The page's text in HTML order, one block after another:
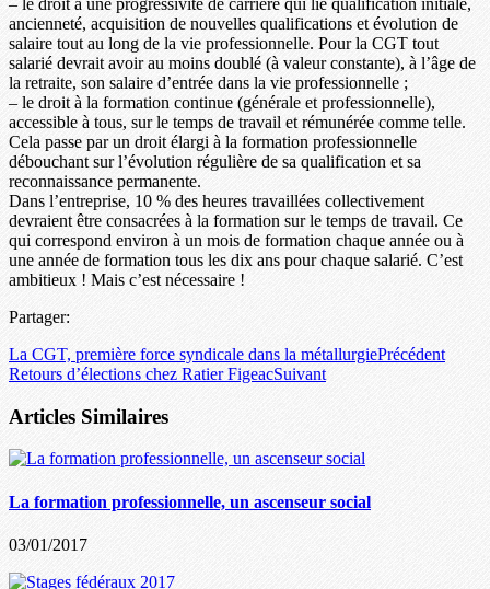
ancienneté, acquisition de nouvelles qualifications et évolution de
salaire tout au long de la vie professionnelle. Pour la CGT tout
salarié devrait avoir au moins doublé (à valeur constante), à l’âge de
la retraite, son salaire d’entrée dans la vie professionnelle ;
– le droit à la formation continue (générale et professionnelle),
accessible à tous, sur le temps de travail et rémunérée comme telle.
Cela passe par un droit élargi à la formation professionnelle
débouchant sur l’évolution régulière de sa qualification et sa
reconnaissance permanente.
Dans l’entreprise, 10 % des heures travaillées collectivement
devraient être consacrées à la formation sur le temps de travail. Ce
qui correspond environ à un mois de formation chaque année ou à
une année de formation tous les dix ans pour chaque salarié. C’est
ambitieux ! Mais c’est nécessaire !
Partager:
La CGT, première force syndicale dans la métallurgiePrécédent
Retours d’élections chez Ratier FigeacSuivant
Articles Similaires
La formation professionnelle, un ascenseur social
03/01/2017